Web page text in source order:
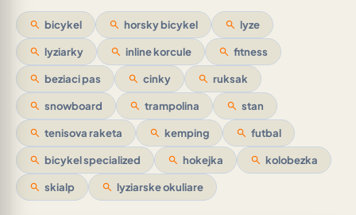
search bicykel search horsky bicykel search lyze
search lyziarky search inline korcule search fitness
search beziaci pas search cinky search ruksak
search snowboard search trampolina search stan
search tenisova raketa search kemping search futbal
search bicykel specialized search hokejka search kolobezka
search skialp search lyziarske okuliare